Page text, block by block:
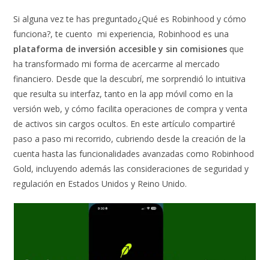
Si alguna vez te has preguntado¿Qué es Robinhood y cómo
funciona?, te cuento mi experiencia, Robinhood es una
plataforma de inversión accesible y sin comisiones que
ha transformado mi forma de acercarme al mercado
financiero. Desde que la descubrí, me sorprendió lo intuitiva
que resulta su interfaz, tanto en la app móvil como en la
versión web, y cómo facilita operaciones de compra y venta
de activos sin cargos ocultos. En este artículo compartiré
paso a paso mi recorrido, cubriendo desde la creación de la
cuenta hasta las funcionalidades avanzadas como Robinhood
Gold, incluyendo además las consideraciones de seguridad y
regulación en Estados Unidos y Reino Unido.